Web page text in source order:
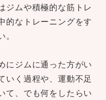
ジムや積極的な筋トレ
的なトレーニングをす
にジムに通った方がい
いく過程や、運動不足
て、でも何をしたらい